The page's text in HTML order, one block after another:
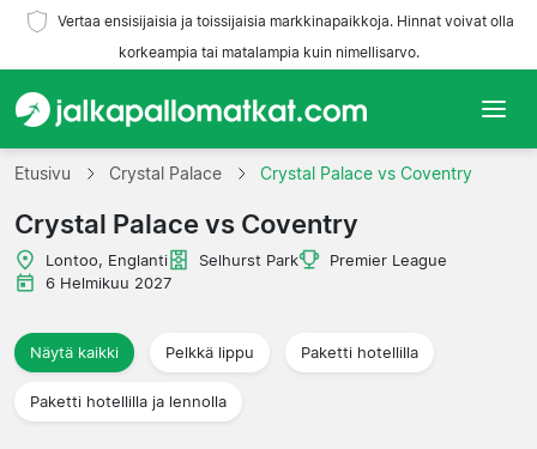
Vertaa ensisijaisia ja toissijaisia markkinapaikkoja. Hinnat voivat olla
korkeampia tai matalampia kuin nimellisarvo.
Etusivu
Joukkueet
Liigat
Matkatoimistoja
Etusivu Crystal Palace Crystal Palace vs Coventry
Crystal Palace vs Coventry
Lontoo, Englanti Selhurst Park
Premier League
6 Helmikuu 2027
Näytä kaikki Pelkkä lippu Paketti hotellilla
Paketti hotellilla ja lennolla